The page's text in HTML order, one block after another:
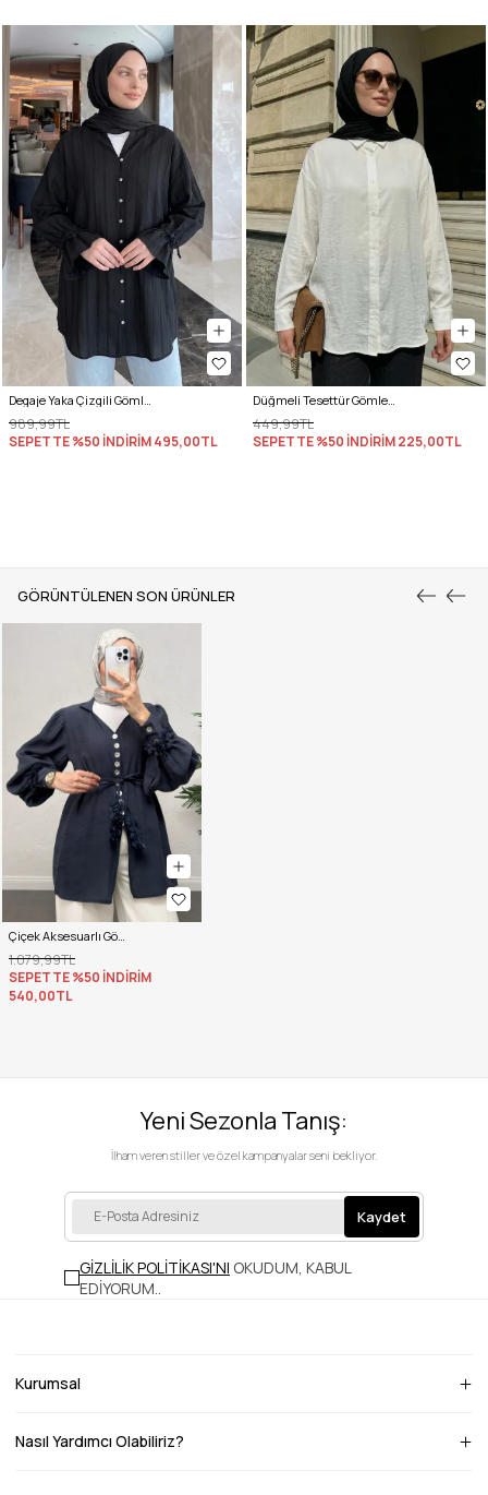
989,99TL
SEPETTE %50 İNDİRİM495,00TL
449,99TL
SEPETTE %50 İNDİRİM225,00TL
GÖRÜNTÜLENEN SON ÜRÜNLER
Çiçek Aksesuarlı Gömlek 0064 - LACİVERT
1.079,99TL
SEPETTE %50 İNDİRİM
540,00TL
Yeni Sezonla Tanış:
İlham veren stiller ve özel kampanyalar seni bekliyor.
Kaydet
GİZLİLİK POLİTİKASI'NI OKUDUM, KABUL
EDİYORUM..
Kurumsal
Nasıl Yardımcı Olabiliriz?